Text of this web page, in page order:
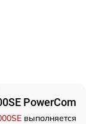
PowerCom
выполняется